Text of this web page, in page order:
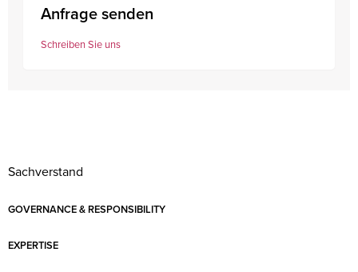
Anfrage senden
Schreiben Sie uns
Sachverstand
GOVERNANCE & RESPONSIBILITY
EXPERTISE